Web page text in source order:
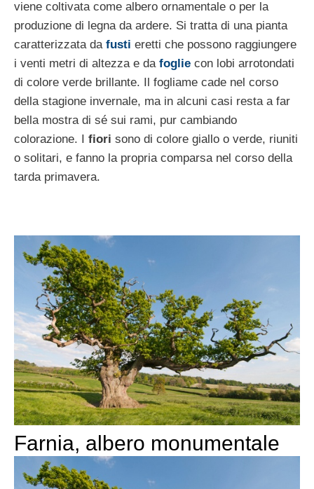
viene coltivata come albero ornamentale o per la
produzione di legna da ardere. Si tratta di una pianta
caratterizzata da fusti eretti che possono raggiungere
i venti metri di altezza e da foglie con lobi arrotondati
di colore verde brillante. Il fogliame cade nel corso
della stagione invernale, ma in alcuni casi resta a far
bella mostra di sé sui rami, pur cambiando
colorazione. I fiori sono di colore giallo o verde, riuniti
o solitari, e fanno la propria comparsa nel corso della
tarda primavera.
Farnia, albero monumentale